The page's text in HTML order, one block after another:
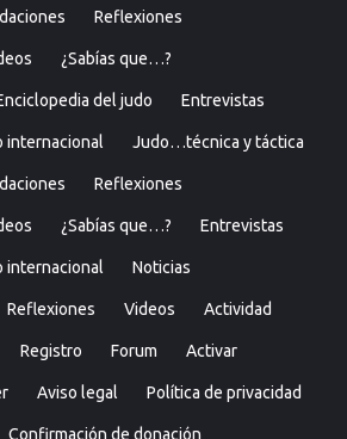
Reflexiones
¿Sabías que…?
del judo Entrevistas
internacional Judo…técnica y táctica
Reflexiones
¿Sabías que…? Entrevistas
internacional Noticias
Reflexiones Videos Actividad
Registro Forum Activar
Aviso legal Política de privacidad
Confirmación de donación